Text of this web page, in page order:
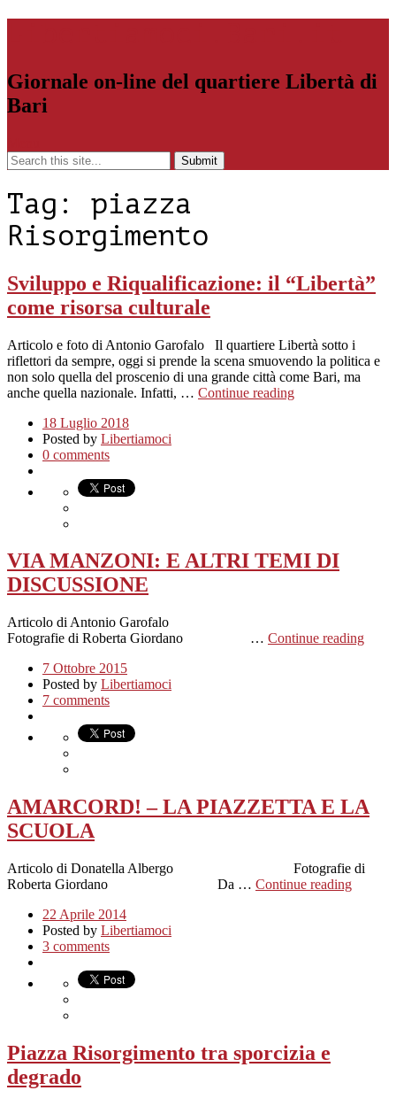
Giornale on-line del quartiere Libertà di
Bari
Tag: piazza
Risorgimento
Sviluppo e Riqualificazione: il “Libertà”
come risorsa culturale
Articolo e foto di Antonio Garofalo Il quartiere Libertà sotto i
riflettori da sempre, oggi si prende la scena smuovendo la politica e
non solo quella del proscenio di una grande città come Bari, ma
anche quella nazionale. Infatti, … Continue reading
18 Luglio 2018
Posted by Libertiamoci
0 comments
VIA MANZONI: E ALTRI TEMI DI
DISCUSSIONE
Articolo di Antonio Garofalo
Fotografie di Roberta Giordano … Continue reading
7 Ottobre 2015
Posted by Libertiamoci
7 comments
AMARCORD! – LA PIAZZETTA E LA
SCUOLA
Articolo di Donatella Albergo Fotografie di
Roberta Giordano Da … Continue reading
22 Aprile 2014
Posted by Libertiamoci
3 comments
Piazza Risorgimento tra sporcizia e
degrado